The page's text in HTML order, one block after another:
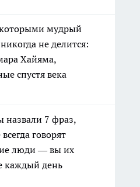
мудрый
не делится:
Хайяма,
спустя века
назвали 7 фраз,
говорят
люди — вы их
каждый день